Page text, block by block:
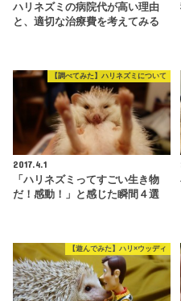
ハリネズミの病院代が高い理由
と、適切な治療費を考えてみる
【調べてみた】ハリネズミについて
2017.4.1
「ハリネズミってすごい生き物
だ！感動！」と感じた瞬間４選
【遊んでみた】ハリ×ウッディ